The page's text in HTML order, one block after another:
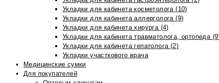
Укладки для кабинета косметолога (10)
Укладки для кабинета аллерголога (9)
Укладки для кабинета хирурга (4)
Укладки для кабинета травматолога, ортопеда
Укладки для кабинета гепатолога (2)
Укладки участкового врача
Медицинские сумки
Для покупателей